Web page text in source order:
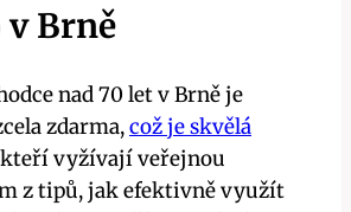
Brně
nad 70 let v Brně je
zdarma,což je skvělá
vyžívají veřejnou
z tipů, jak efektivně využít